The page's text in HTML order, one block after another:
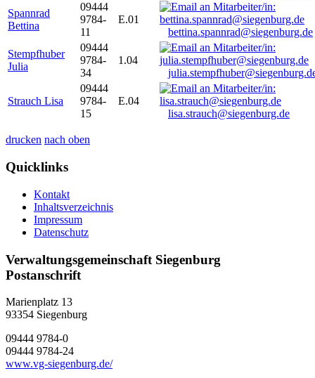
Spannrad
Bettina
09444
9784-
11
E.01
bettina.spannrad@siegenburg.de
Stempfhuber
Julia
09444
9784-
34
1.04
Strauch Lisa
09444
9784-
15
E.04
lisa.strauch@siegenburg.de
drucken nach oben
Quicklinks
Kontakt
Inhaltsverzeichnis
Impressum
Datenschutz
Verwaltungsgemeinschaft Siegenburg
Postanschrift
Marienplatz 13
93354 Siegenburg
09444 9784-0
09444 9784-24
www.vg-siegenburg.de/